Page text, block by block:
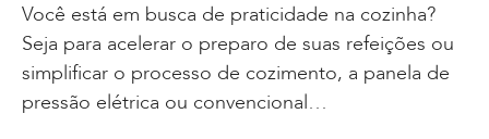
Você está em busca de praticidade na cozinha?
Seja para acelerar o preparo de suas refeições ou
simplificar o processo de cozimento, a panela de
pressão elétrica ou convencional…